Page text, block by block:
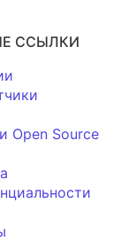
ССЫЛКИ
Open Source